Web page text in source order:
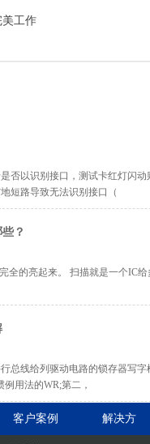
工作
否以识别接口，测试卡红灯闪
短路导致无法识别接口（
？
全的亮起来。 扫描就是一个IC
总线给列驱动电路的锁存器写
用法的WR;第二，
客户案例 解决方